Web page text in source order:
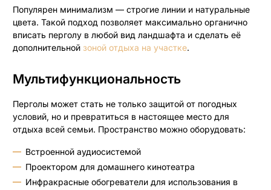
Популярен минимализм — строгие линии и натуральные
цвета. Такой подход позволяет максимально органично
вписать перголу в любой вид ландшафта и сделать её
дополнительной зоной отдыха на участке.
Мультифункциональность
Перголы может стать не только защитой от погодных
условий, но и превратиться в настоящее место для
отдыха всей семьи. Пространство можно оборудовать:
Встроенной аудиосистемой
Проектором для домашнего кинотеатра
Инфракрасные обогреватели для использования в